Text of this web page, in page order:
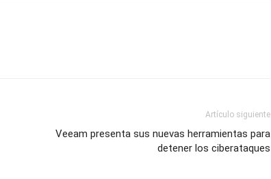
Artículo siguiente
Veeam presenta sus nuevas herramientas para
detener los ciberataques